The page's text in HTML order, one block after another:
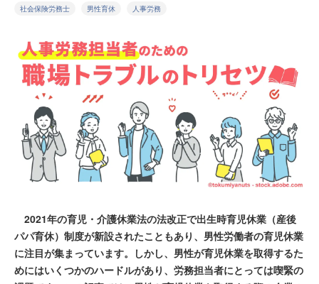
社会保険労務士 男性育休 人事労務
2021年の育児・介護休業法の法改正で出生時育児休業（産後
パパ育休）制度が新設されたこともあり、男性労働者の育児休業
に注目が集まっています。しかし、男性が育児休業を取得するた
めにはいくつかのハードルがあり、労務担当者にとっては喫緊の